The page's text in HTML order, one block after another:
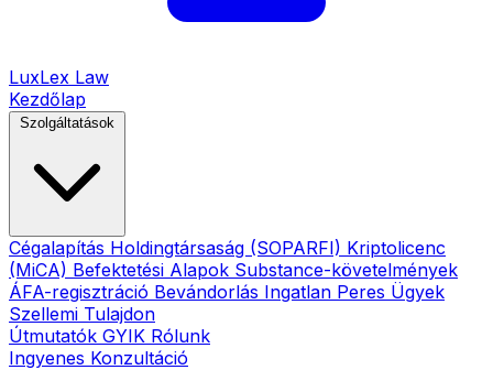
LuxLex Law
Kezdőlap
Cégalapítás Holdingtársaság (SOPARFI) Kriptolicenc
(MiCA) Befektetési Alapok Substance-követelmények
ÁFA-regisztráció Bevándorlás Ingatlan Peres Ügyek
Szellemi Tulajdon
Útmutatók GYIK Rólunk
Ingyenes Konzultáció